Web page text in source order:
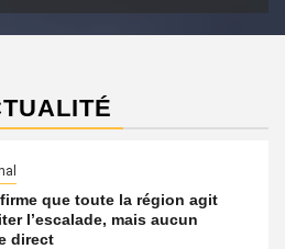
que toute la région agit
l’escalade, mais aucun
direct